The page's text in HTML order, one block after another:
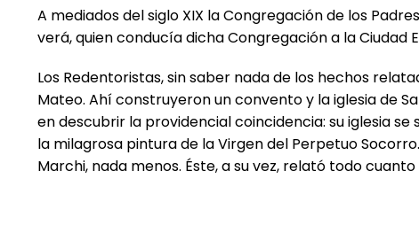
A mediados del siglo XIX la Congregación de los
verá, quien conducía dicha Congregación a la
Los Redentoristas, sin saber nada de los hechos
Mateo. Ahí construyeron un convento y la iglesia de
en descubrir la providencial coincidencia: su iglesia
la milagrosa pintura de la Virgen del Perpetuo
Marchi, nada menos. Éste, a su vez, relató todo